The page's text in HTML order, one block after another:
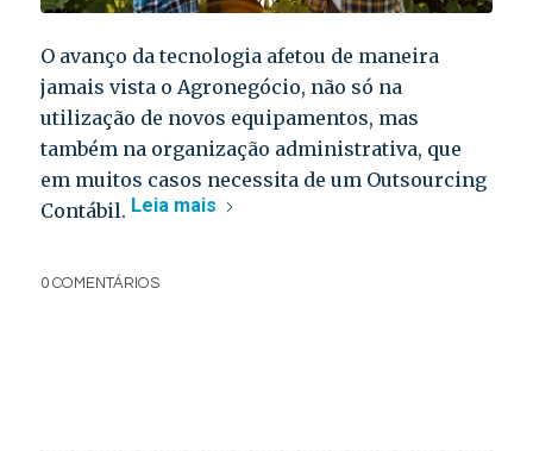
O avanço da tecnologia afetou de maneira
jamais vista o Agronegócio, não só na
utilização de novos equipamentos, mas
também na organização administrativa, que
em muitos casos necessita de um Outsourcing
Contábil. Leia mais
0 COMENTÁRIOS